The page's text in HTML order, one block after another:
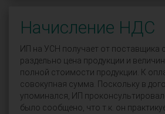
Начисление НДС
ИП на УСН получает от поставщика
раздельно цена продукции и
полной стоимости продукции. К
совокупная сумма. Поскольку в
упоминался, ИП
было сообщено, что т.к. он